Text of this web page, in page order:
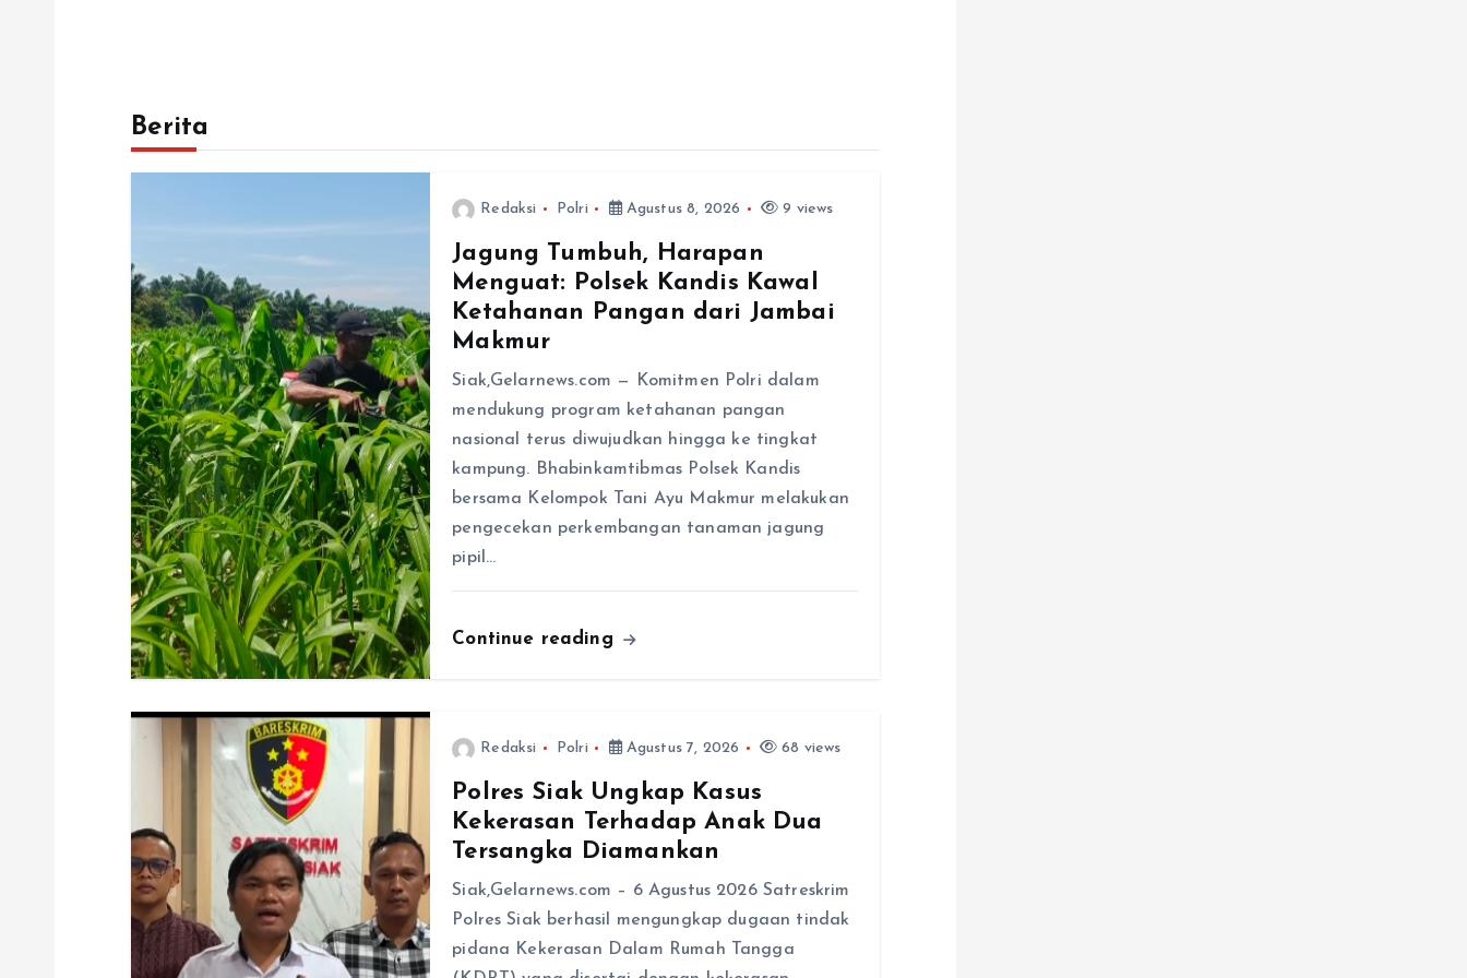
Berita
Redaksi Polri Agustus 8, 2026 9 views
Jagung Tumbuh, Harapan
Menguat: Polsek Kandis Kawal
Ketahanan Pangan dari Jambai
Makmur
Siak,Gelarnews.com — Komitmen Polri dalam
mendukung program ketahanan pangan
nasional terus diwujudkan hingga ke tingkat
kampung. Bhabinkamtibmas Polsek Kandis
bersama Kelompok Tani Ayu Makmur melakukan
pengecekan perkembangan tanaman jagung
pipil…
Continue reading
Redaksi Polri Agustus 7, 2026 68 views
Polres Siak Ungkap Kasus
Kekerasan Terhadap Anak Dua
Tersangka Diamankan
Siak,Gelarnews.com – 6 Agustus 2026 Satreskrim
Polres Siak berhasil mengungkap dugaan tindak
pidana Kekerasan Dalam Rumah Tangga